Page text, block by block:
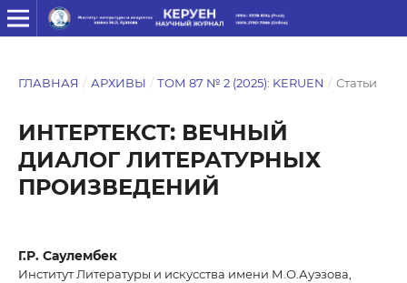
ГЛАВНАЯ / АРХИВЫ / ТОМ 87 № 2 (2025): KERUEN / Статьи
ИНТЕРТЕКСТ: ВЕЧНЫЙ
ДИАЛОГ ЛИТЕРАТУРНЫХ
ПРОИЗВЕДЕНИЙ
Г.Р. Саулембек
Институт Литературы и искусства имени М.О.Ауэзова,